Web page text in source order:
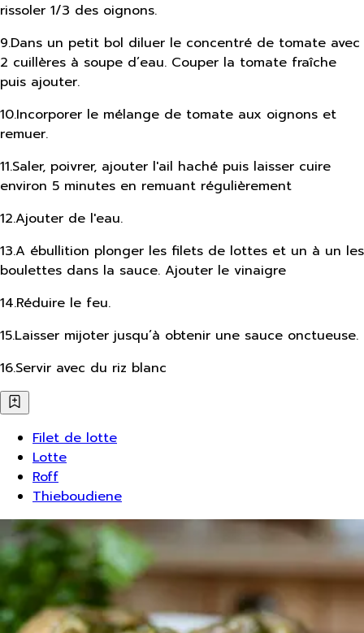
rissoler 1/3 des oignons.
9.Dans un petit bol diluer le concentré de tomate avec
2 cuillères à soupe d’eau. Couper la tomate fraîche
puis ajouter.
10.Incorporer le mélange de tomate aux oignons et
remuer.
11.Saler, poivrer, ajouter l'ail haché puis laisser cuire
environ 5 minutes en remuant régulièrement
12.Ajouter de l'eau.
13.A ébullition plonger les filets de lottes et un à un les
boulettes dans la sauce. Ajouter le vinaigre
14.Réduire le feu.
15.Laisser mijoter jusqu’à obtenir une sauce onctueuse.
16.Servir avec du riz blanc
Filet de lotte
Lotte
Roff
Thieboudiene